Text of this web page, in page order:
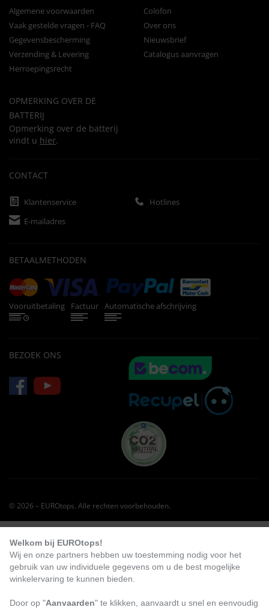
Algemene voorwaarden
Vaak gestelde vragen - FAQ
Gegevensbescherming
Verzending & Levering
Herroepingsrecht
OPMERKING OVER DE
BATTERIJ
Opmerking over de batterij
vindt u hier.
Colofon
Over ons
Nieuwsbrief
Catalogus aanvragen
CONTACT
Klantenservice
Hotlines
E-mailadres
BETAALMETHODEN
Vooruitbetaling Factuur Automatische afschrijving
BEZOEK ONS
© 2026 – EUROtops. Alle rechten voorbehouden.
NIEUW
Welkom bij EUROtops!
Wij en onze partners hebben uw toestemming nodig voor het
gebruik van uw individuele gegevens om u de best mogelijke
winkelervaring te kunnen bieden.
Door op "Aanvaarden" te klikken, aanvaardt u snel en eenvoudig